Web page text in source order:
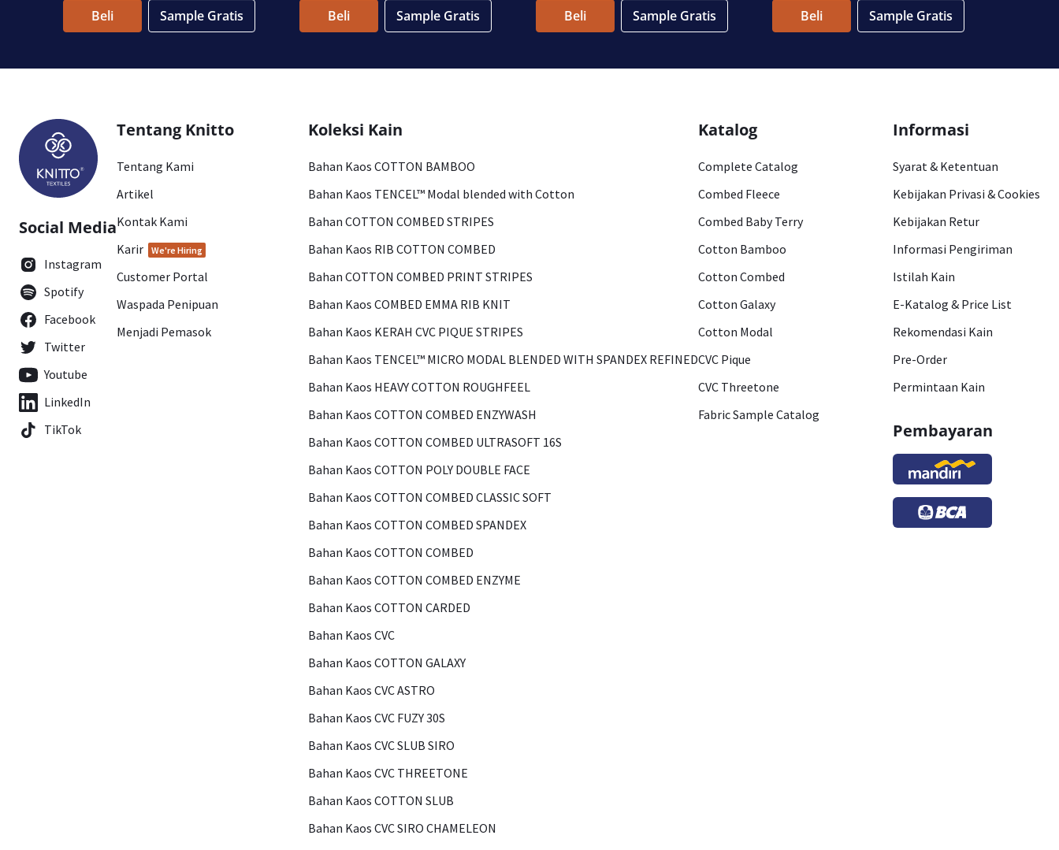
Beli Sample Gratis Beli Sample Gratis Beli Sample Gratis Beli Sample Gratis
Social Media
Instagram
Spotify
Facebook
Twitter
Youtube
LinkedIn
TikTok
Tentang Knitto
Tentang Kami
Artikel
Kontak Kami
Karir
We're Hiring
Customer Portal
Waspada Penipuan
Menjadi Pemasok
Koleksi Kain
Bahan Kaos COTTON BAMBOO
Bahan Kaos TENCEL™ Modal blended with Cotton
Bahan COTTON COMBED STRIPES
Bahan Kaos RIB COTTON COMBED
Bahan COTTON COMBED PRINT STRIPES
Bahan Kaos COMBED EMMA RIB KNIT
Bahan Kaos KERAH CVC PIQUE STRIPES
Bahan Kaos TENCEL™ MICRO MODAL BLENDED WITH SPANDEX REFINED
Bahan Kaos HEAVY COTTON ROUGHFEEL
Bahan Kaos COTTON COMBED ENZYWASH
Bahan Kaos COTTON COMBED ULTRASOFT 16S
Bahan Kaos COTTON POLY DOUBLE FACE
Bahan Kaos COTTON COMBED CLASSIC SOFT
Bahan Kaos COTTON COMBED SPANDEX
Bahan Kaos COTTON COMBED
Bahan Kaos COTTON COMBED ENZYME
Bahan Kaos COTTON CARDED
Bahan Kaos CVC
Bahan Kaos COTTON GALAXY
Bahan Kaos CVC ASTRO
Bahan Kaos CVC FUZY 30S
Bahan Kaos CVC SLUB SIRO
Bahan Kaos CVC THREETONE
Bahan Kaos COTTON SLUB
Bahan Kaos CVC SIRO CHAMELEON
Katalog
Complete Catalog
Combed Fleece
Combed Baby Terry
Cotton Bamboo
Cotton Combed
Cotton Galaxy
Cotton Modal
CVC Pique
CVC Threetone
Fabric Sample Catalog
Informasi
Syarat & Ketentuan
Kebijakan Privasi & Cookies
Kebijakan Retur
Informasi Pengiriman
Istilah Kain
E-Katalog & Price List
Rekomendasi Kain
Pre-Order
Permintaan Kain
Pembayaran